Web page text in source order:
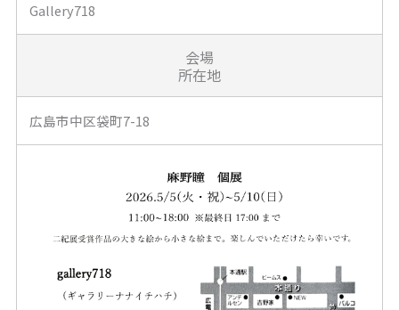
Gallery718
会場
所在地
広島市中区袋町7-18